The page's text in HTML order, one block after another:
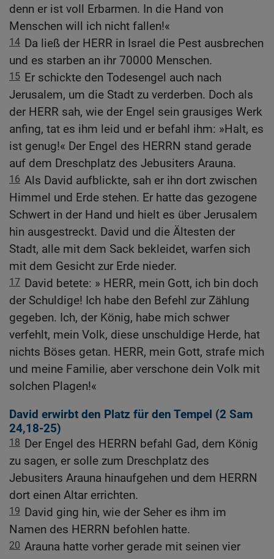
denn er ist voll Erbarmen. In die Hand von
Menschen will ich nicht fallen!«
14 Da ließ der HERR in Israel die Pest ausbrechen
und es starben an ihr 70000 Menschen.
15 Er schickte den Todesengel auch nach
Jerusalem, um die Stadt zu verderben. Doch als
der HERR sah, wie der Engel sein grausiges Werk
anfing, tat es ihm leid und er befahl ihm: »Halt, es
ist genug!« Der Engel des HERRN stand gerade
auf dem Dreschplatz des Jebusiters Arauna.
16 Als David aufblickte, sah er ihn dort zwischen
Himmel und Erde stehen. Er hatte das gezogene
Schwert in der Hand und hielt es über Jerusalem
hin ausgestreckt. David und die Ältesten der
Stadt, alle mit dem Sack bekleidet, warfen sich
mit dem Gesicht zur Erde nieder.
17 David betete: » HERR, mein Gott, ich bin doch
der Schuldige! Ich habe den Befehl zur Zählung
gegeben. Ich, der König, habe mich schwer
verfehlt, mein Volk, diese unschuldige Herde, hat
nichts Böses getan. HERR, mein Gott, strafe mich
und meine Familie, aber verschone dein Volk mit
solchen Plagen!«
David erwirbt den Platz für den Tempel (2 Sam
24,18-25)
18 Der Engel des HERRN befahl Gad, dem König
zu sagen, er solle zum Dreschplatz des
Jebusiters Arauna hinaufgehen und dem HERRN
dort einen Altar errichten.
19 David ging hin, wie der Seher es ihm im
Namen des HERRN befohlen hatte.
20 Arauna hatte vorher gerade mit seinen vier